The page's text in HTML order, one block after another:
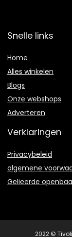
Snelle links
Home
Alles winkelen
Blogs
Onze webshops
Adverteren
Verklaringen
Privacybeleid
algemene
Gelieerde
2022 ©